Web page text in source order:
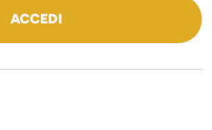
ACCEDI